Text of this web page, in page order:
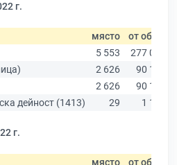
г.
място от общо
5 553
277 019
2 626
90 178
2 626
90 178
дейност (1413)
29 1 102
г.
място от общо